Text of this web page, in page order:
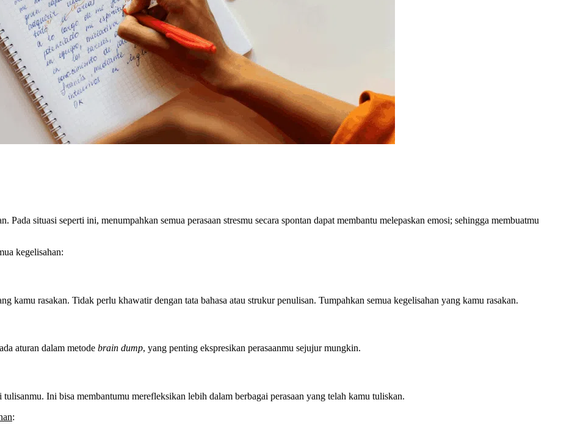
situasi seperti ini, menumpahkan semua perasaan stresmu secara spontan dapat membantu melepaskan emosi; sehingga membuatmu
kegelisahan:
kamu rasakan. Tidak perlu khawatir dengan tata bahasa atau strukur penulisan. Tumpahkan semua kegelisahan yang kamu rasakan.
aturan dalam metode brain dump, yang penting ekspresikan perasaanmu sejujur mungkin.
Ini bisa membantumu merefleksikan lebih dalam berbagai perasaan yang telah kamu tuliskan.
: